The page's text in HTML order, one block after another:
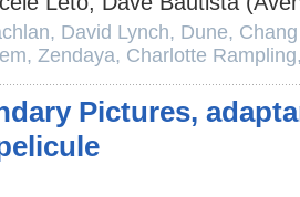
, David Lynch, Dune,
, Zendaya, Charlotte Rampling
Pictures,